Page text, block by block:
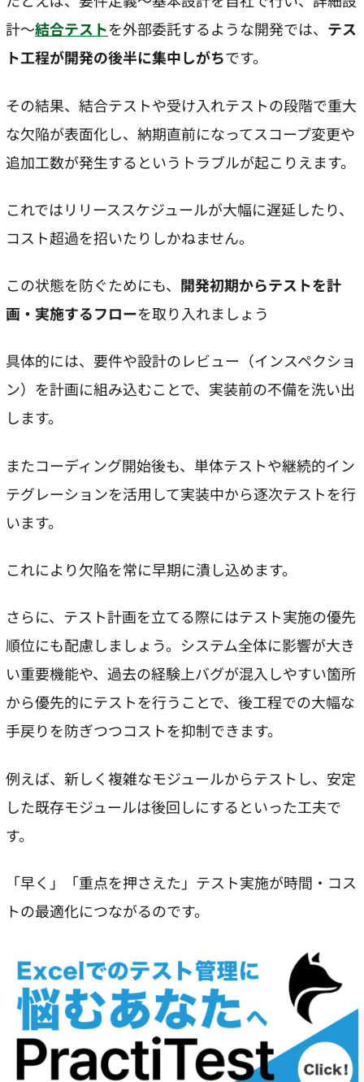
計〜結合テストを外部委託するような開発では、 テス
ト工程が開発の後半に集中しがちです。
その結果、結合テストや受け入れテストの段階で重大
な欠陥が表面化し、納期直前になってスコープ変更や
追加工数が発生するというトラブルが起こりえます。
これではリリーススケジュールが大幅に遅延したり、
コスト超過を招いたりしかねません。
この状態を防ぐためにも、 開発初期からテストを計
画・実施するフローを取り入れましょう
具体的には、要件や設計のレビュー（インスペクショ
ン）を計画に組み込むことで、実装前の不備を洗い出
します。
またコーディング開始後も、単体テストや継続的イン
テグレーションを活用して実装中から逐次テストを行
います。
これにより欠陥を常に早期に潰し込めます。
さらに、テスト計画を立てる際にはテスト実施の優先
順位にも配慮しましょう。システム全体に影響が大き
い重要機能や、過去の経験上バグが混入しやすい箇所
から優先的にテストを行うことで、後工程での大幅な
手戻りを防ぎつつコストを抑制できます。
例えば、新しく複雑なモジュールからテストし、安定
した既存モジュールは後回しにするといった工夫で
す。
「早く」「重点を押さえた」テスト実施が時間・コス
トの最適化につながるのです。